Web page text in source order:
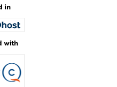
in
with